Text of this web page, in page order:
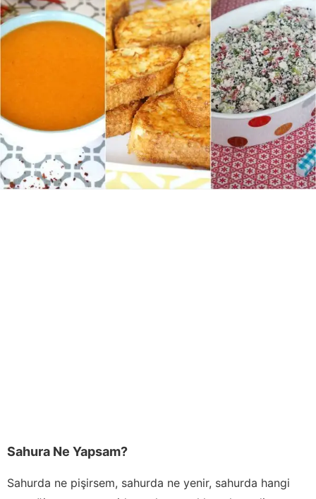
Sahura Ne Yapsam?
Sahurda ne pişirsem, sahurda ne yenir, sahurda hangi